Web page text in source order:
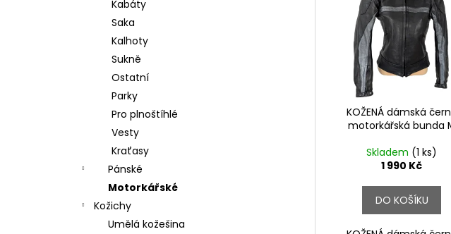
Kabáty
Saka
Kalhoty
Sukně
Ostatní
Parky
Pro plnoštíhlé
Vesty
Kraťasy
Pánské
Motorkářské
Kožichy
Umělá kožešina
KOŽENÁ dámská
motorkářská bunda
Skladem (1 ks)
1 990 Kč
DO KOŠÍKU